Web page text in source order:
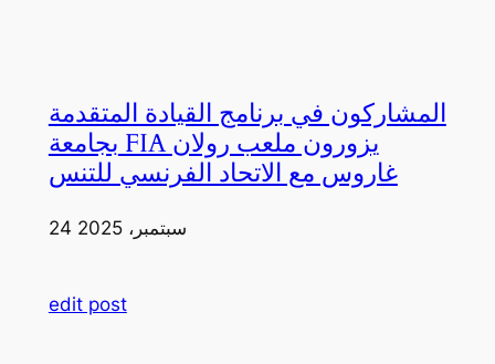
المشاركون في برنامج القيادة المتقدمة
بجامعة FIA يزورون ملعب رولان
غاروس مع الاتحاد الفرنسي للتنس
24 سبتمبر، 2025
edit post